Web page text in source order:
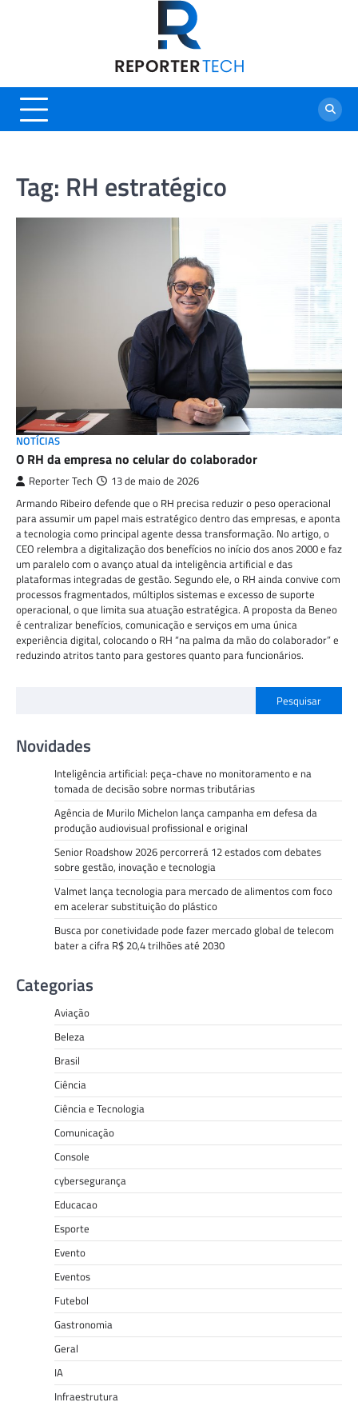
Tag: RH estratégico
NOTÍCIAS
O RH da empresa no celular do colaborador
Reporter Tech 13 de maio de 2026
Armando Ribeiro defende que o RH precisa reduzir o peso operacional
para assumir um papel mais estratégico dentro das empresas, e aponta
a tecnologia como principal agente dessa transformação. No artigo, o
CEO relembra a digitalização dos benefícios no início dos anos 2000 e faz
um paralelo com o avanço atual da inteligência artificial e das
plataformas integradas de gestão. Segundo ele, o RH ainda convive com
processos fragmentados, múltiplos sistemas e excesso de suporte
operacional, o que limita sua atuação estratégica. A proposta da Beneo
é centralizar benefícios, comunicação e serviços em uma única
experiência digital, colocando o RH “na palma da mão do colaborador” e
reduzindo atritos tanto para gestores quanto para funcionários.
Pesquisar
Novidades
Inteligência artificial: peça-chave no monitoramento e na
tomada de decisão sobre normas tributárias
Agência de Murilo Michelon lança campanha em defesa da
produção audiovisual profissional e original
Senior Roadshow 2026 percorrerá 12 estados com debates
sobre gestão, inovação e tecnologia
Valmet lança tecnologia para mercado de alimentos com foco
em acelerar substituição do plástico
Busca por conetividade pode fazer mercado global de telecom
bater a cifra R$ 20,4 trilhões até 2030
Categorias
Aviação
Beleza
Brasil
Ciência
Ciência e Tecnologia
Comunicação
Console
cybersegurança
Educacao
Esporte
Evento
Eventos
Futebol
Gastronomia
Geral
IA
Infraestrutura